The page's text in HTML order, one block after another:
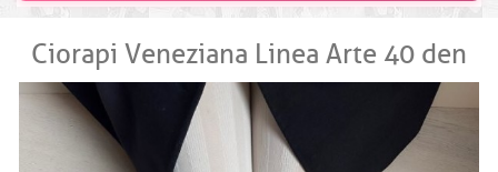
Ciorapi Veneziana Linea Arte 40 den